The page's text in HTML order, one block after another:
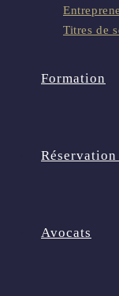
Titres de
Formation
Avocats